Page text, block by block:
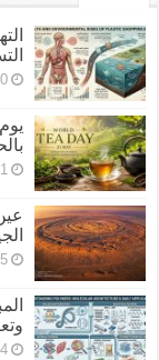
20
21
5 مايو، 2026
4 مايو، 2026